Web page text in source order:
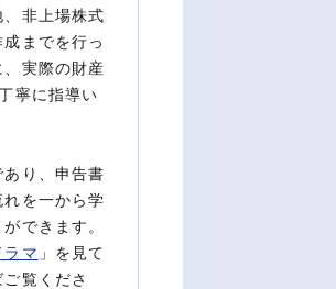
非上場株式
までを行っ
実際の財産
寧に指導い
り、申告書
を一から学
できます。
ラマ 」を見て
覧くださ